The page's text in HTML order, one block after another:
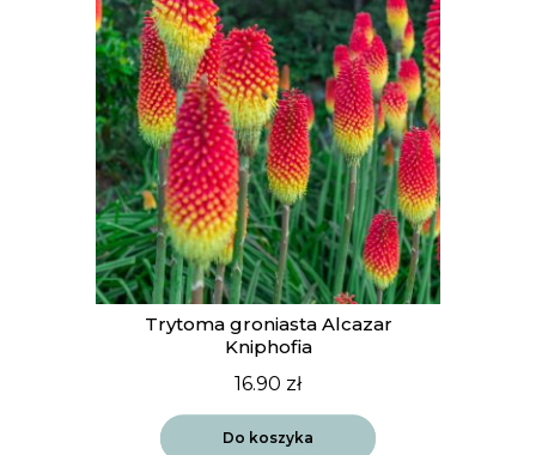
Trytoma groniasta Alcazar
Kniphofia
16.90 zł
Do koszyka